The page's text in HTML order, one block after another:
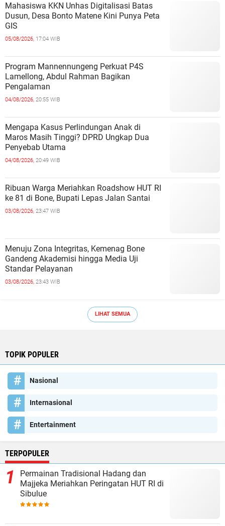
Mahasiswa KKN Unhas Digitalisasi Batas
Dusun, Desa Bonto Matene Kini Punya Peta
GIS
05/08/2026, 17:04 WIB
Program Mannennungeng Perkuat P4S
Lamellong, Abdul Rahman Bagikan
Pengalaman
04/08/2026, 20:55 WIB
Mengapa Kasus Perlindungan Anak di
Maros Masih Tinggi? DPRD Ungkap Dua
Penyebab Utama
04/08/2026, 20:49 WIB
Ribuan Warga Meriahkan Roadshow HUT RI
ke 81 di Bone, Bupati Lepas Jalan Santai
03/08/2026, 23:47 WIB
Menuju Zona Integritas, Kemenag Bone
Gandeng Akademisi hingga Media Uji
Standar Pelayanan
03/08/2026, 23:43 WIB
LIHAT SEMUA
TOPIK POPULER
Nasional
Internasional
Entertainment
TERPOPULER
Permainan Tradisional Hadang dan
Majjeka Meriahkan Peringatan HUT RI di
Sibulue